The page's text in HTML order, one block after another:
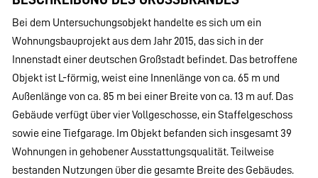
Bei dem Untersuchungsobjekt handelte es sich um ein
Wohnungsbauprojekt aus dem Jahr 2015, das sich in der
Innenstadt einer deutschen Großstadt befindet. Das betroffene
Objekt ist L-förmig, weist eine Innenlänge von ca. 65 m und
Außenlänge von ca. 85 m bei einer Breite von ca. 13 m auf. Das
Gebäude verfügt über vier Vollgeschosse, ein Staffelgeschoss
sowie eine Tiefgarage. Im Objekt befanden sich insgesamt 39
Wohnungen in gehobener Ausstattungsqualität. Teilweise
bestanden Nutzungen über die gesamte Breite des Gebäudes.